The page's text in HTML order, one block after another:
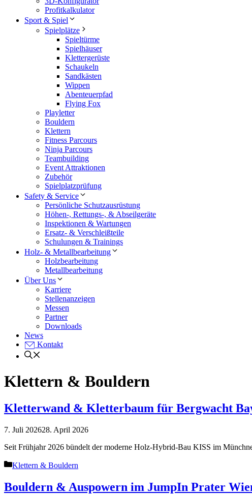
Profitkalkulator
Sport & Spiel
Spielplätze
Spieltürme
Spielhäuser
Klettergerüste
Schaukeln
Sandkästen
Wippen
Abenteuerpfad
Flying Fox
Playletter
Bouldern
Klettern
Fitness Parcours
Ninja Parcours
Teambuilding
Event Attraktionen
Zubehör
Spielplatzprüfung
Safety & Service
Persönliche Schutzausrüstung
Höhen-, Rettungs-, & Abseilgeräte
Inspektionen & Wartungen
Ersatz- & Verschleißteile
Schulungen & Trainings
Holz- & Metallbearbeitung
Holzbearbeitung
Metallbearbeitung
Über Uns
Karriere
Stellenanzeigen
Messen
Partner
Downloads
News
Kontakt
Klettern & Bouldern
Kletterwand & Kletterbaum für Bergwacht
7. Juli 202628. April 2026
Seit Frühjahr 2026 bündelt der moderne Holz-Hybrid-Bau KISS im
Kategorien
Klettern & Bouldern
Bouldern & Auspowern im JumpIn Prater